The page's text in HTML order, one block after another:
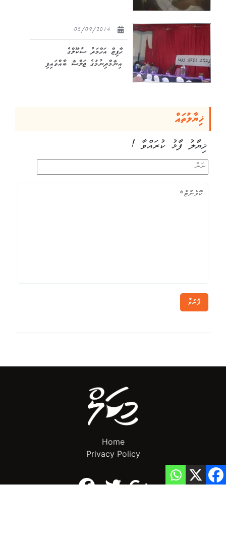
ހާފިޒް އަހްމަދު ސުކޫލްގެ
އިނާމްދިނުމުގެ ޖަލްސާ ބާއްވައިފި
ޚިޔާލުތައް
ޚިޔާލު ފާޅު ކުރައްވާ !
ފޮނުވާ
Home
Privacy Policy